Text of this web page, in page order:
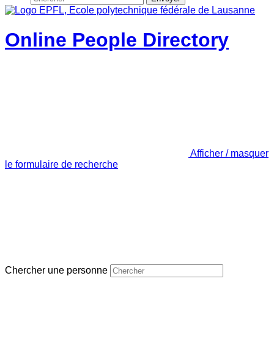
Online People Directory
Afficher / masquer
le formulaire de recherche
Chercher une personne